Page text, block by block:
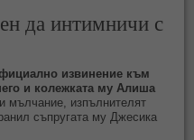
да интимничи с
извинение към
и колежката му Алиша
мълчание, изпълнителят
съпругата му Джесика